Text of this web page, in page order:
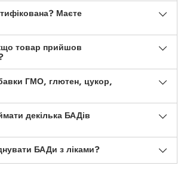
Маєте
товар прийшов
ГМО, глютен, цукор,
декілька БАДів
БАДи з ліками?